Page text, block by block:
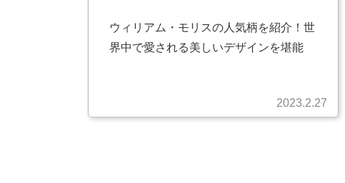
ウィリアム・モリスの人気柄を紹介！世
界中で愛される美しいデザインを堪能
2023.2.27